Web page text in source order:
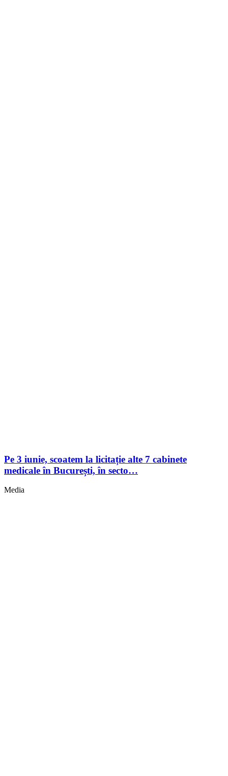
Pe 3 iunie, scoatem la licitație alte 7 cabinete
medicale în București, în secto…
Media